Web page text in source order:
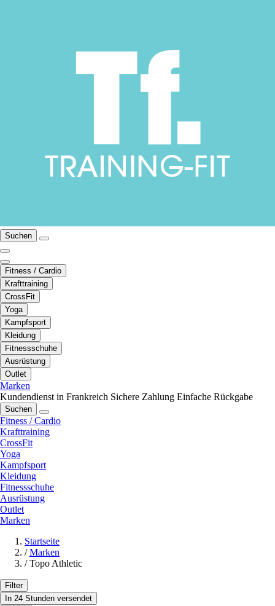
Suchen
Fitness / Cardio
Krafttraining
CrossFit
Yoga
Kampfsport
Kleidung
Fitnessschuhe
Ausrüstung
Outlet
Marken
Kundendienst in Frankreich Sichere Zahlung Einfache Rückgabe
Suchen
Fitness / Cardio
Krafttraining
CrossFit
Yoga
Kampfsport
Kleidung
Fitnessschuhe
Ausrüstung
Outlet
Marken
Startseite
/ Marken
/ Topo Athletic
Filter
In 24 Stunden versendet